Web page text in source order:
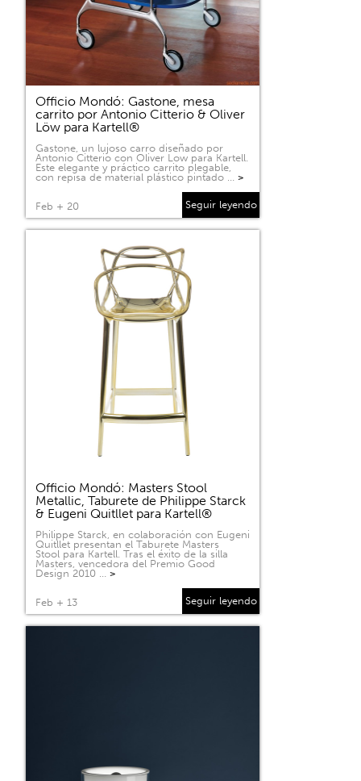
Officio Mondó: Gastone, mesa
carrito por Antonio Citterio & Oliver
Löw para Kartell®
Gastone, un lujoso carro diseñado por
Antonio Citterio con Oliver Low para Kartell.
Este elegante y práctico carrito plegable,
con repisa de material plástico pintado … >
Feb + 20 Seguir leyendo
Officio Mondó: Masters Stool
Metallic, Taburete de Philippe Starck
& Eugeni Quitllet para Kartell®
Philippe Starck, en colaboración con Eugeni
Quitllet presentan el Taburete Masters
Stool para Kartell. Tras el éxito de la silla
Masters, vencedora del Premio Good
Design 2010 … >
Feb + 13 Seguir leyendo